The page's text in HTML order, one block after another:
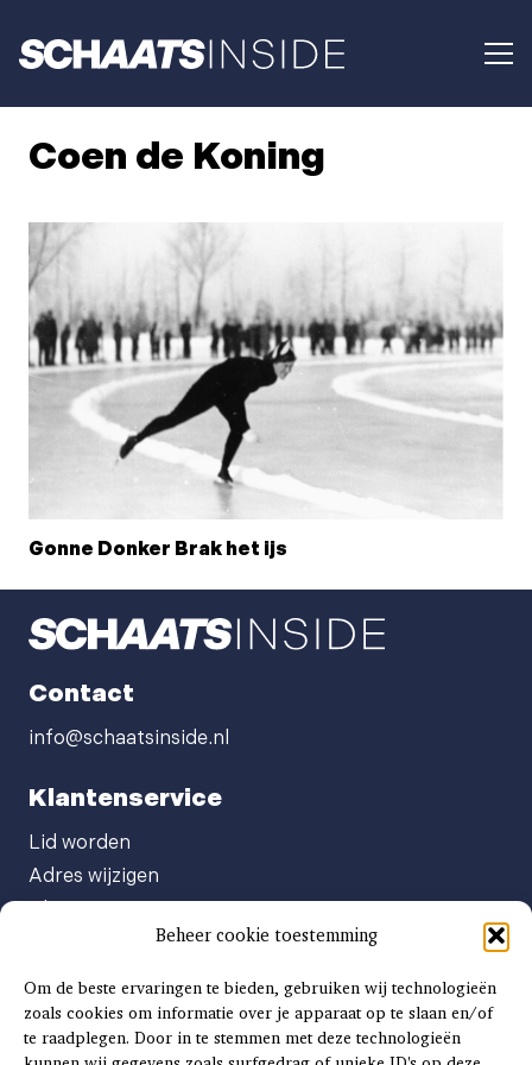
Beheer cookie toestemming
Om de beste ervaringen te bieden, gebruiken wij technologieën
zoals cookies om informatie over je apparaat op te slaan en/of
te raadplegen. Door in te stemmen met deze technologieën
Coen de Koning
Gonne Donker Brak het ijs
Contact
info@schaatsinside.nl
Klantenservice
Lid worden
Adres wijzigen
Abonnement opzeggen
Afgeven automatische incasso
Factuur betalen
Klachtenformulier